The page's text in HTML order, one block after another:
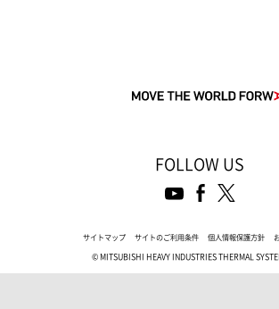
FOLLOW US
サイトマップ サイトのご利用条件 個人情報保護方針
© MITSUBISHI HEAVY INDUSTRIES THERMAL